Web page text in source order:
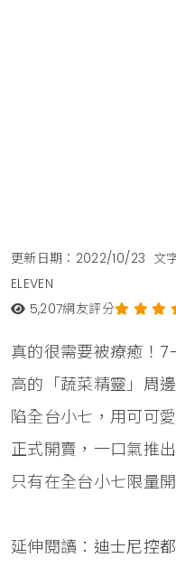
更新日期：2022/10/23 文
ELEVEN
5,207網友評分
真的很需要被療癒！
高的「蔬菜精靈」周
陷全台小七，用可可
正式開賣，一口氣推
只有在全台小七限量
延伸閱讀： 迪士尼控